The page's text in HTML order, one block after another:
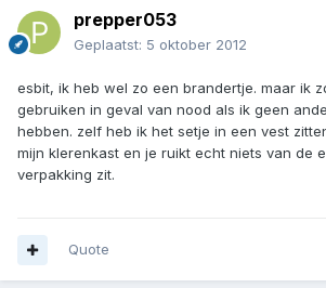
prepper053
Geplaatst: 5 oktober 2012
esbit, ik heb wel zo een brandertje. maar ik
gebruiken in geval van nood als ik geen
hebben. zelf heb ik het setje in een vest
mijn klerenkast en je ruikt echt niets van de
verpakking zit.
Quote